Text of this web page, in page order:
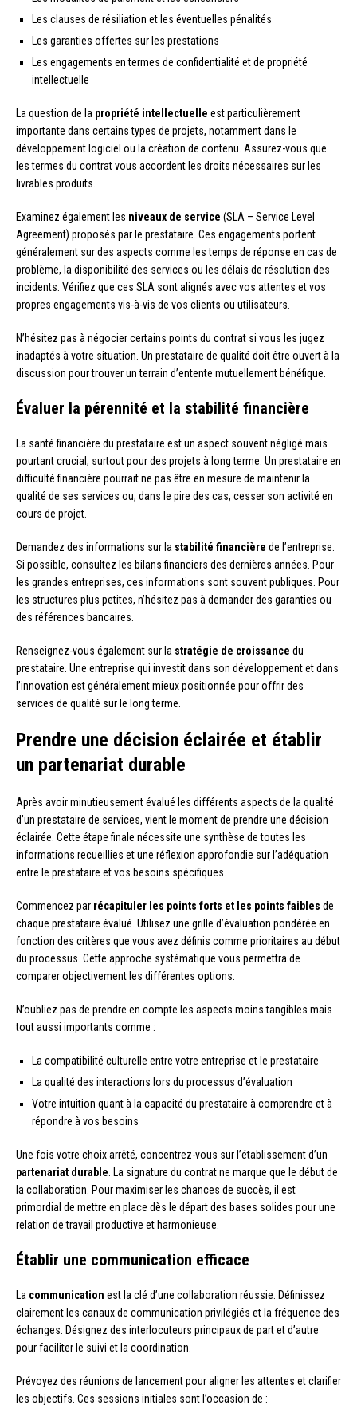
Les clauses de résiliation et les éventuelles pénalités
Les garanties offertes sur les prestations
Les engagements en termes de confidentialité et de propriété
intellectuelle
La question de la propriété intellectuelle est particulièrement
importante dans certains types de projets, notamment dans le
développement logiciel ou la création de contenu. Assurez-vous que
les termes du contrat vous accordent les droits nécessaires sur les
livrables produits.
Examinez également les niveaux de service (SLA – Service Level
Agreement) proposés par le prestataire. Ces engagements portent
généralement sur des aspects comme les temps de réponse en cas de
problème, la disponibilité des services ou les délais de résolution des
incidents. Vérifiez que ces SLA sont alignés avec vos attentes et vos
propres engagements vis-à-vis de vos clients ou utilisateurs.
N’hésitez pas à négocier certains points du contrat si vous les jugez
inadaptés à votre situation. Un prestataire de qualité doit être ouvert à la
discussion pour trouver un terrain d’entente mutuellement bénéfique.
Évaluer la pérennité et la stabilité financière
La santé financière du prestataire est un aspect souvent négligé mais
pourtant crucial, surtout pour des projets à long terme. Un prestataire en
difficulté financière pourrait ne pas être en mesure de maintenir la
qualité de ses services ou, dans le pire des cas, cesser son activité en
cours de projet.
Demandez des informations sur la stabilité financière de l’entreprise.
Si possible, consultez les bilans financiers des dernières années. Pour
les grandes entreprises, ces informations sont souvent publiques. Pour
les structures plus petites, n’hésitez pas à demander des garanties ou
des références bancaires.
Renseignez-vous également sur la stratégie de croissance du
prestataire. Une entreprise qui investit dans son développement et dans
l’innovation est généralement mieux positionnée pour offrir des
services de qualité sur le long terme.
Prendre une décision éclairée et établir
un partenariat durable
Après avoir minutieusement évalué les différents aspects de la qualité
d’un prestataire de services, vient le moment de prendre une décision
éclairée. Cette étape finale nécessite une synthèse de toutes les
informations recueillies et une réflexion approfondie sur l’adéquation
entre le prestataire et vos besoins spécifiques.
Commencez par récapituler les points forts et les points faibles de
chaque prestataire évalué. Utilisez une grille d’évaluation pondérée en
fonction des critères que vous avez définis comme prioritaires au début
du processus. Cette approche systématique vous permettra de
comparer objectivement les différentes options.
N’oubliez pas de prendre en compte les aspects moins tangibles mais
tout aussi importants comme :
La compatibilité culturelle entre votre entreprise et le prestataire
La qualité des interactions lors du processus d’évaluation
Votre intuition quant à la capacité du prestataire à comprendre et à
répondre à vos besoins
Une fois votre choix arrêté, concentrez-vous sur l’établissement d’un
partenariat durable . La signature du contrat ne marque que le début de
la collaboration. Pour maximiser les chances de succès, il est
primordial de mettre en place dès le départ des bases solides pour une
relation de travail productive et harmonieuse.
Établir une communication efficace
La communication est la clé d’une collaboration réussie. Définissez
clairement les canaux de communication privilégiés et la fréquence des
échanges. Désignez des interlocuteurs principaux de part et d’autre
pour faciliter le suivi et la coordination.
Prévoyez des réunions de lancement pour aligner les attentes et clarifier
les objectifs. Ces sessions initiales sont l’occasion de :